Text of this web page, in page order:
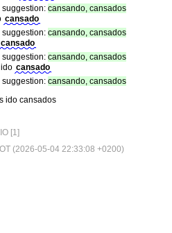
cansando, cansados
cansado
cansando, cansados
cansado
cansando, cansados
cansado
cansando, cansados
ido cansados
[1]
(2026-05-04 22:33:08 +0200)